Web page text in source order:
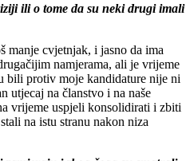
ili o tome da su neki drugi imali
manje cvjetnjak, i jasno da ima
namjerama, ali je vrijeme
bili protiv moje kandidature nije ni
utjecaj na članstvo i na naše
vrijeme uspjeli konsolidirati i zbiti
na istu stranu nakon niza